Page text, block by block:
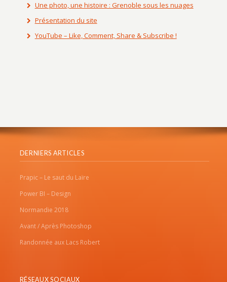
Une photo, une histoire : Grenoble sous les nuages
Présentation du site
YouTube – Like, Comment, Share & Subscribe !
DERNIERS ARTICLES
Prapic – Le saut du Laïre
Power BI – Design
Normandie 2018
Avant / Après Photoshop
Randonnée aux Lacs Robert
RÉSEAUX SOCIAUX